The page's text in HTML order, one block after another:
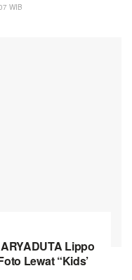
WIB
Lippo
Lewat “Kids’